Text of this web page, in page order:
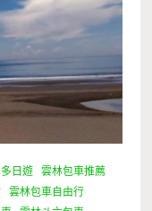
日遊
雲林包車推薦
雲林包車自由行